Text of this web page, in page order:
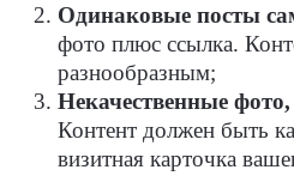
Одинаковые посты
фото плюс ссылка.
разнообразным;
Некачественные
Контент должен быть
визитная карточка